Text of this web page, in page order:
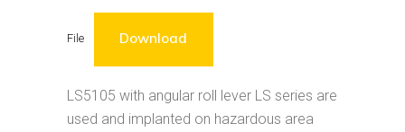
File Download
LS5105 with angular roll lever LS series are
used and implanted on hazardous area